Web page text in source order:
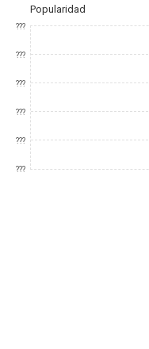
Popularidad
???
???
???
???
???
???